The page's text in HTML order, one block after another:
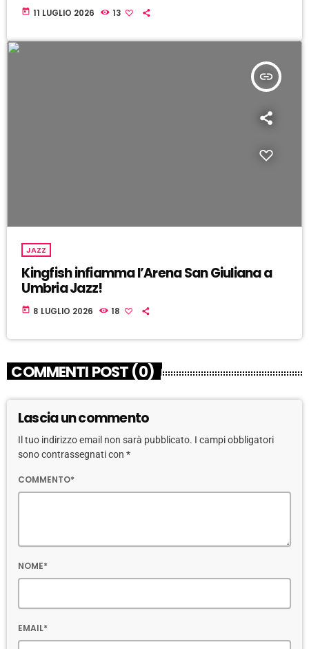
today 11 LUGLIO 2026 13
insert_link
JAZZ
Kingfish infiamma l’Arena San Giuliana a
Umbria Jazz!
today 8 LUGLIO 2026 18
COMMENTI POST (0)
Lascia un commento
Il tuo indirizzo email non sarà pubblicato. I campi obbligatori
sono contrassegnati con *
COMMENTO*
NOME*
EMAIL*